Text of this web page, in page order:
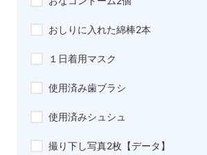
おしりに入れた綿棒2本
１日着用マスク
使用済み歯ブラシ
使用済みシュシュ
撮り下し写真2枚【データ】